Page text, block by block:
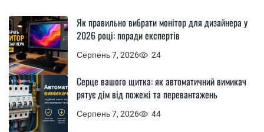
Серпень 7, 2026 24
Як правильно вибрати монітор для дизайнера у
2026 році: поради експертів
Серпень 7, 2026 44
Серце вашого щитка: як автоматичний вимикач
рятує дім від пожежі та перевантажень